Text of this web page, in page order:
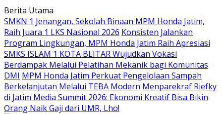
Langsung
ke
konten
Berita Utama
SMKN 1 Jenangan, Sekolah Binaan MPM Honda Jatim,
Raih Juara 1 LKS Nasional 2026 Konsisten Jalankan
Program Lingkungan, MPM Honda Jatim Raih Apresiasi
SMKS ISLAM 1 KOTA BLITAR Wujudkan Vokasi
Berdampak Melalui Pelatihan Mekanik bagi Komunitas
DMI MPM Honda Jatim Perkuat Pengelolaan Sampah
Berkelanjutan Melalui TEBA Modern Menparekraf Riefky
di Jatim Media Summit 2026: Ekonomi Kreatif Bisa Bikin
Orang Naik Gaji dari UMR, Lho!